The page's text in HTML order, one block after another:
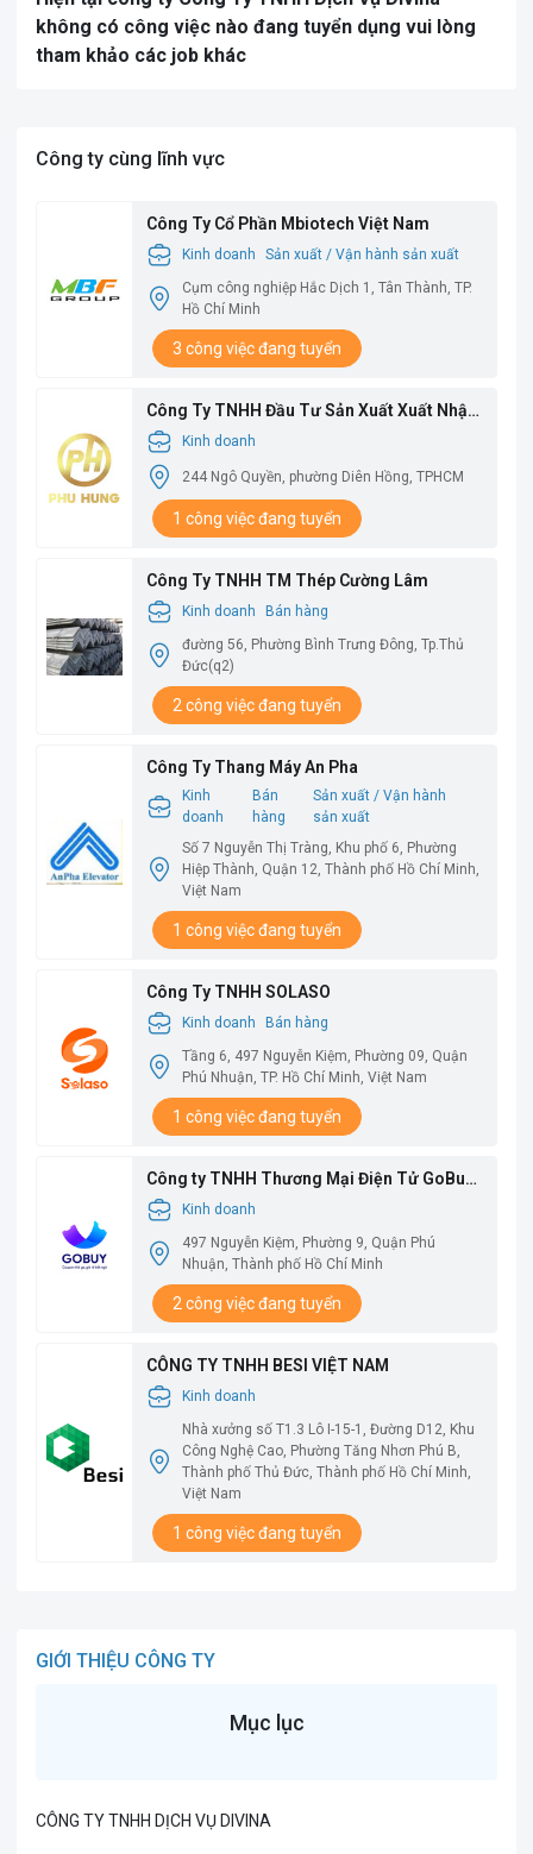
không có công việc nào đang tuyển dụng vui lòng
tham khảo các job khác
Công ty cùng lĩnh vực
Công Ty Cổ Phần Mbiotech Việt Nam
Kinh doanh
Sản xuất / Vận hành sản xuất
Cụm công nghiệp Hắc Dịch 1, Tân Thành, TP.
Hồ Chí Minh
3 công việc đang tuyển
Công Ty TNHH Đầu Tư Sản Xuất Xuất Nhập
Khẩu Phú Hưng
Kinh doanh
244 Ngô Quyền, phường Diên Hồng, TPHCM
1 công việc đang tuyển
Công Ty TNHH TM Thép Cường Lâm
Kinh doanh
Bán hàng
đường 56, Phường Bình Trưng Đông, Tp.Thủ
Đức(q2)
2 công việc đang tuyển
Công Ty Thang Máy An Pha
Kinh
doanh
Bán
hàng
Sản xuất / Vận hành
sản xuất
Số 7 Nguyễn Thị Tràng, Khu phố 6, Phường
Hiệp Thành, Quận 12, Thành phố Hồ Chí Minh,
Việt Nam
1 công việc đang tuyển
Công Ty TNHH SOLASO
Kinh doanh
Bán hàng
Tầng 6, 497 Nguyễn Kiệm, Phường 09, Quận
Phú Nhuận, TP. Hồ Chí Minh, Việt Nam
1 công việc đang tuyển
Công ty TNHH Thương Mại Điện Tử GoBuy
Việt NamKinh doanh
497 Nguyễn Kiệm, Phường 9, Quận Phú
Nhuận, Thành phố Hồ Chí Minh
2 công việc đang tuyển
CÔNG TY TNHH BESI VIỆT NAM
Kinh doanh
Nhà xưởng số T1.3 Lô I-15-1, Đường D12, Khu
Công Nghệ Cao, Phường Tăng Nhơn Phú B,
Thành phố Thủ Đức, Thành phố Hồ Chí Minh,
Việt Nam
1 công việc đang tuyển
GIỚI THIỆU CÔNG TY
Mục lục
CÔNG TY TNHH DỊCH VỤ DIVINA